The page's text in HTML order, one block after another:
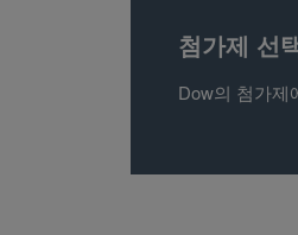
첨가제 선
Dow의 첨가제